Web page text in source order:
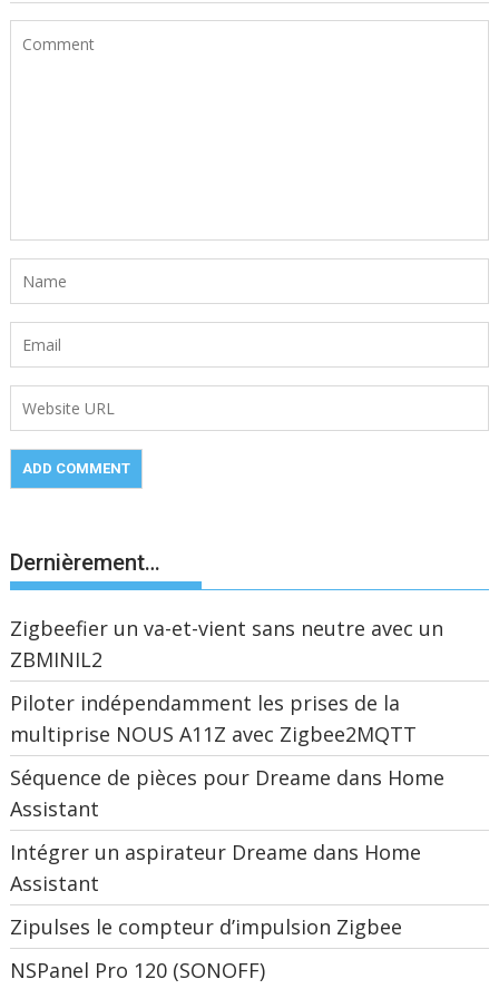
Dernièrement…
Zigbeefier un va-et-vient sans neutre avec un
ZBMINIL2
Piloter indépendamment les prises de la
multiprise NOUS A11Z avec Zigbee2MQTT
Séquence de pièces pour Dreame dans Home
Assistant
Intégrer un aspirateur Dreame dans Home
Assistant
Zipulses le compteur d’impulsion Zigbee
NSPanel Pro 120 (SONOFF)